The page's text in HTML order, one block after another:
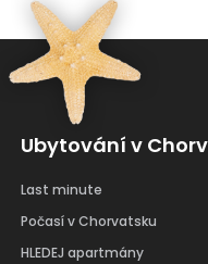
Ubytování v
Last minute
Počasí v Chorvatsku
HLEDEJ apartmány